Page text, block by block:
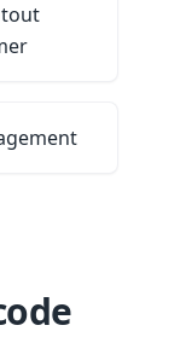
tout